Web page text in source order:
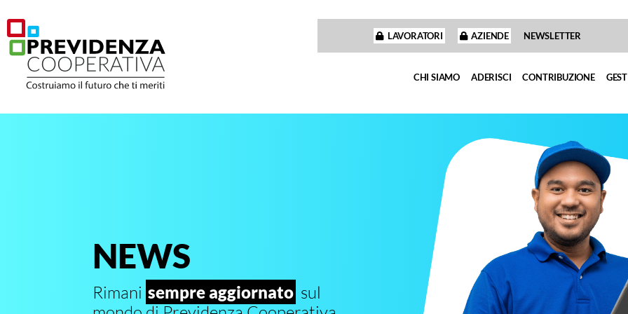
LAVORATORI AZIENDE NEWSLETTER
CHI SIAMO ADERISCI CONTRIBUZIONE
NEWS
Rimani sempre aggiornato sul